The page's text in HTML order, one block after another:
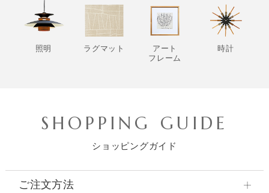
照明 ラグマット
アート
フレーム
時計
SHOPPING GUIDE
ショッピングガイド
ご注文方法